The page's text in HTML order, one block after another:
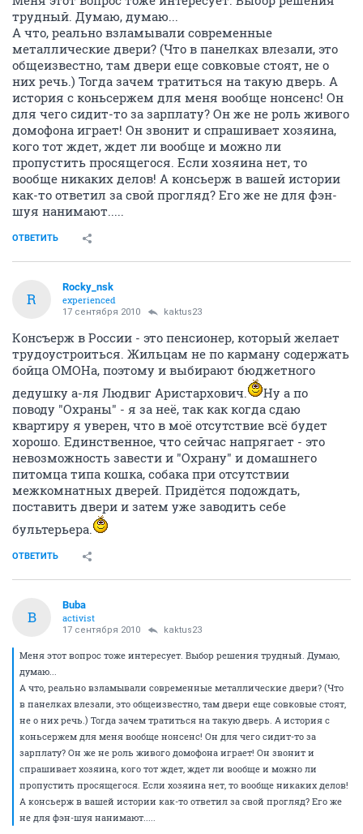
трудный. Думаю, думаю...
А что, реально взламывали современные
металлические двери? (Что в панелках влезали, это
общеизвестно, там двери еще совковые стоят, не о
них речь.) Тогда зачем тратиться на такую дверь. А
история с коньсержем для меня вообще нонсенс! Он
для чего сидит-то за зарплату? Он же не роль живого
домофона играет! Он звонит и спрашивает хозяина,
кого тот ждет, ждет ли вообще и можно ли
пропустить просящегося. Если хозяина нет, то
вообще никаких делов! А консьерж в вашей истории
как-то ответил за свой прогляд? Его же не для фэн-
шуя нанимают.....
ОТВЕТИТЬ
R
Rocky_nsk
experienced
17 сентября 2010 kaktus23
Консъерж в России - это пенсионер, который желает
трудоустроиться. Жильцам не по карману содержать
бойца ОМОНа, поэтому и выбирают бюджетного
дедушку а-ля Людвиг Аристархович.
Ну а по
поводу "Охраны" - я за неё, так как когда сдаю
квартиру я уверен, что в моё отсутствие всё будет
хорошо. Единственное, что сейчас напрягает - это
невозможность завести и "Охрану" и домашнего
питомца типа кошка, собака при отсутствии
межкомнатных дверей. Придётся подождать,
поставить двери и затем уже заводить себе
бультерьера.
ОТВЕТИТЬ
B
Buba
activist
17 сентября 2010 kaktus23
Меня этот вопрос тоже интересует. Выбор решения трудный. Думаю,
думаю...
А что, реально взламывали современные металлические двери? (Что
в панелках влезали, это общеизвестно, там двери еще совковые стоят,
не о них речь.) Тогда зачем тратиться на такую дверь. А история с
коньсержем для меня вообще нонсенс! Он для чего сидит-то за
зарплату? Он же не роль живого домофона играет! Он звонит и
спрашивает хозяина, кого тот ждет, ждет ли вообще и можно ли
пропустить просящегося. Если хозяина нет, то вообще никаких делов!
А консьерж в вашей истории как-то ответил за свой прогляд? Его же
не для фэн-шуя нанимают.....